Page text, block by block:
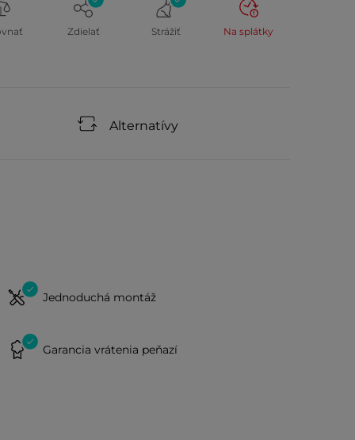
Zdielať Strážiť Na splátky
Alternatívy
Jednoduchá montáž
Garancia vrátenia peňazí